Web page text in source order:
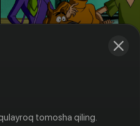
tomosha qiling.